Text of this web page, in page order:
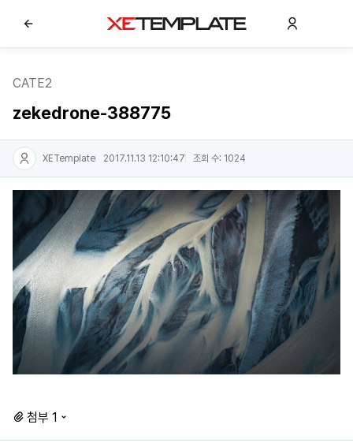
CATE2
zekedrone-388775
XETemplate 2017.11.13 12:10:47 조회 수: 1024
첨부 1